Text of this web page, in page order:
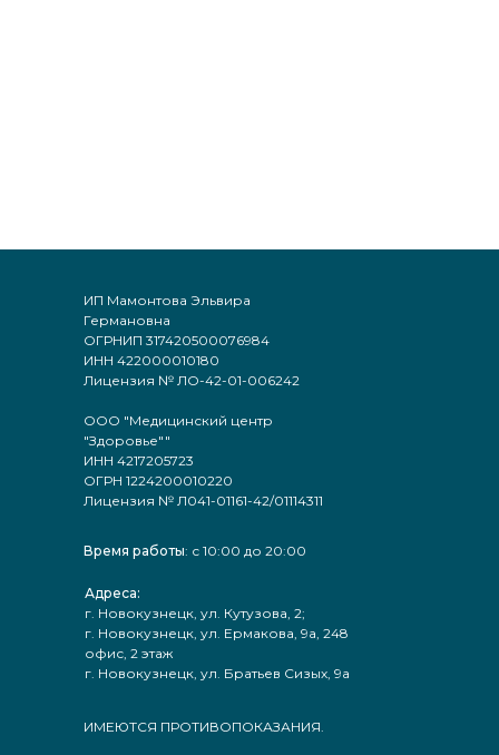
ИП Мамонтова Эльвира
Германовна
ОГРНИП 317420500076984
ИНН 422000010180
Лицензия № ЛО-42-01-006242
ООО "Медицинский центр
"Здоровье""
ИНН 4217205723
ОГРН 1224200010220
Лицензия № Л041-01161-42/01114311
ИМЕЮТСЯ ПРОТИВОПОКАЗАНИЯ.
Время работы: с 10:00 до 20:00
Адреса:
г. Новокузнецк, ул. Кутузова, 2;
г. Новокузнецк, ул. Ермакова, 9а, 248
офис, 2 этаж
г. Новокузнецк, ул. Братьев Сизых, 9а